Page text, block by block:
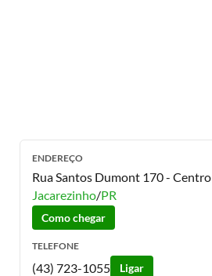
ENDEREÇO
Rua Santos Dumont 170 - Centro
Jacarezinho/PR
Como chegar
TELEFONE
(43) 723-1055 Ligar